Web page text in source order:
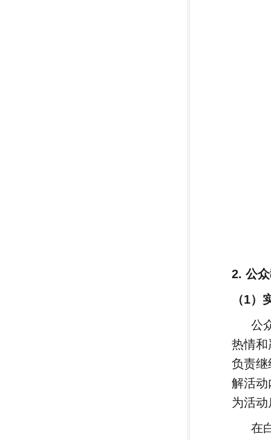
2. 公
（1）
公
热情和
负责继
解活动
为活
在